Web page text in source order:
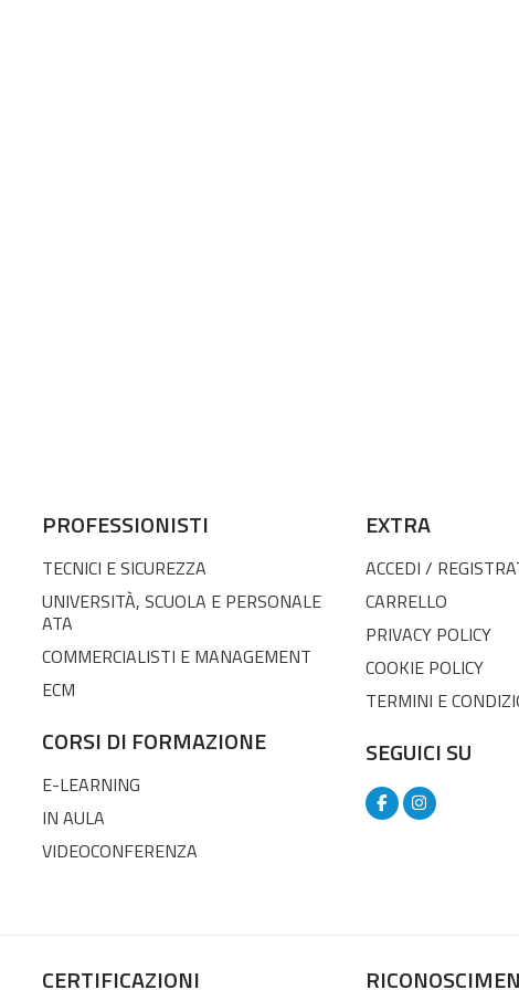
PROFESSIONISTI
TECNICI E SICUREZZA
UNIVERSITÀ, SCUOLA E PERSONALE
ATA
COMMERCIALISTI E MANAGEMENT
ECM
CORSI DI FORMAZIONE
E-LEARNING
IN AULA
VIDEOCONFERENZA
EXTRA
ACCEDI /
CARRELLO
PRIVACY POLICY
COOKIE POLICY
TERMINI E
SEGUICI SU
CERTIFICAZIONI